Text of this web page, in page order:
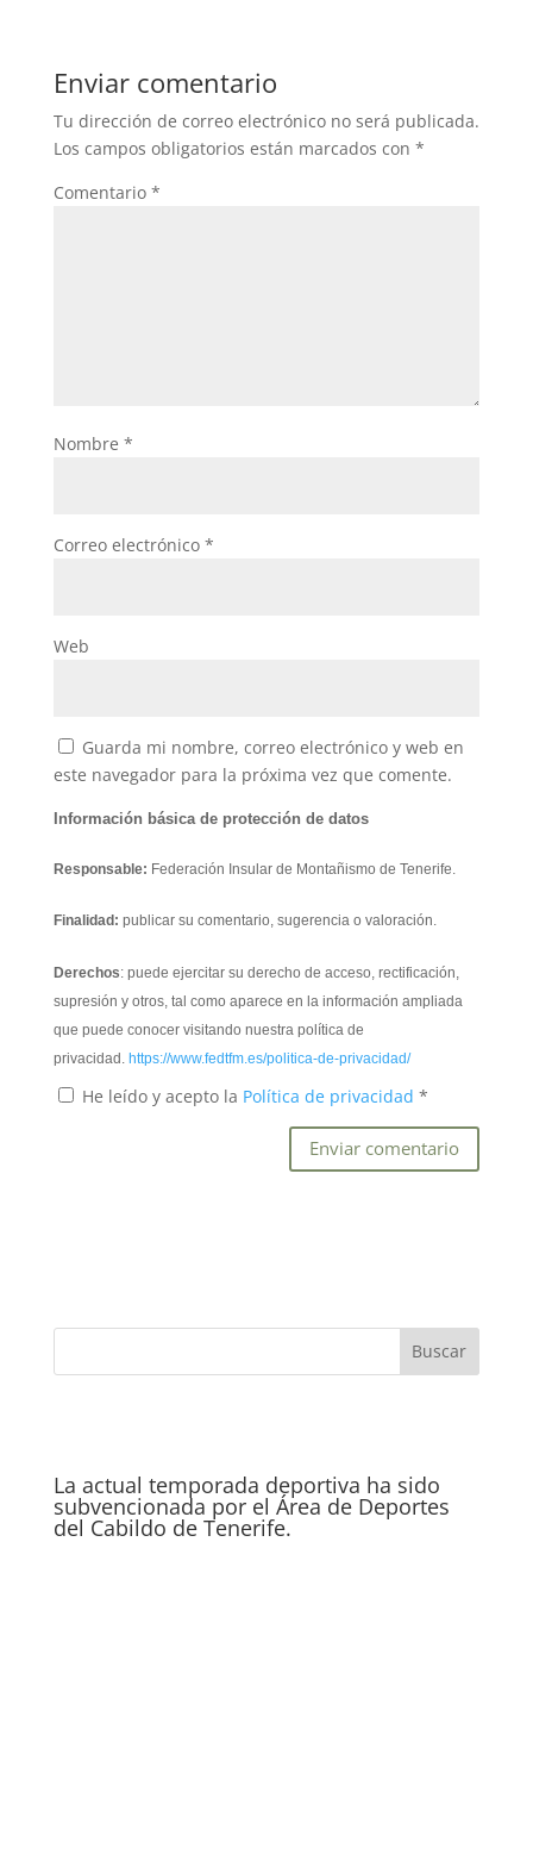
Enviar comentario
Tu dirección de correo electrónico no será publicada.
Los campos obligatorios están marcados con *
Comentario *
Nombre *
Correo electrónico *
Web
Guarda mi nombre, correo electrónico y web en
este navegador para la próxima vez que comente.
Información básica de protección de datos
Responsable: Federación Insular de Montañismo de Tenerife.
Finalidad: publicar su comentario, sugerencia o valoración.
Derechos: puede ejercitar su derecho de acceso, rectificación,
supresión y otros, tal como aparece en la información ampliada
que puede conocer visitando nuestra política de
privacidad. https://www.fedtfm.es/politica-de-privacidad/
He leído y acepto la Política de privacidad *
La actual temporada deportiva ha sido
subvencionada por el Área de Deportes
del Cabildo de Tenerife.